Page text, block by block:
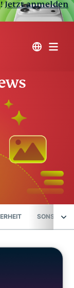
Jetzt anmelden
SONSTIGES